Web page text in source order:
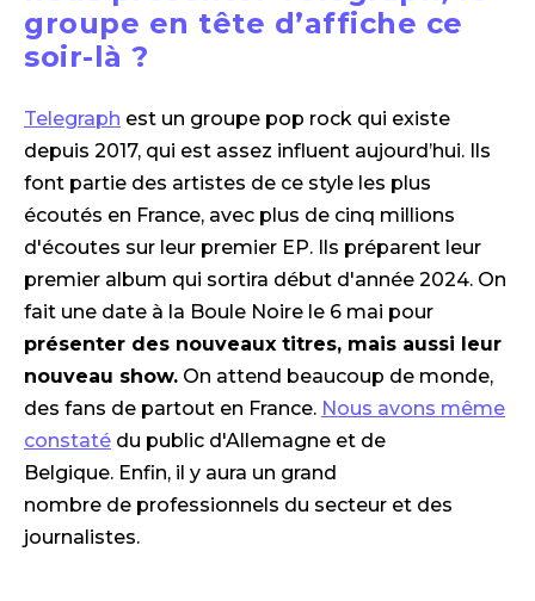
groupe en tête d’affiche ce
soir-là ?
Telegraph est un groupe pop rock qui existe
depuis 2017, qui est assez influent aujourd’hui. Ils
font partie des artistes de ce style les plus
écoutés en France, avec plus de cinq millions
d'écoutes sur leur premier EP. Ils préparent leur
premier album qui sortira début d'année 2024. On
fait une date à la Boule Noire le 6 mai pour
présenter des nouveaux titres, mais aussi leur
nouveau show. On attend beaucoup de monde,
des fans de partout en France. Nous avons même
constaté du public d'Allemagne et de
Belgique. Enfin, il y aura un grand
nombre de professionnels du secteur et des
journalistes.